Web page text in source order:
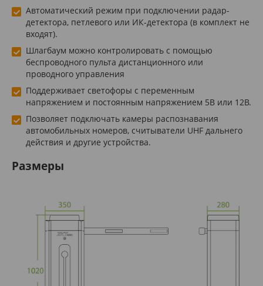
Автоматический режим при подключении радар-
детектора, петлевого или ИК-детектора (в комплект не
входят).
Шлагбаум можно контролировать с помощью
беспроводного пульта дистанционного или
проводного управления
Поддерживает светофоры с переменным
напряжением и постоянным напряжением 5В или 12В.
Позволяет подключать камеры распознавания
автомобильных номеров, считыватели UHF дальнего
действия и другие устройства.
Размеры